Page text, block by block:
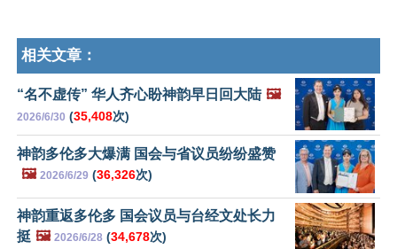
相关文章：
“名不虚传” 华人齐心盼神韵早日回大陆 🖼️
2026/6/30 (35,408次)
神韵多伦多大爆满 国会与省议员纷纷盛赞
🖼️ 2026/6/29 (36,326次)
神韵重返多伦多 国会议员与台经文处长力
挺 🖼️ 2026/6/28 (34,678次)